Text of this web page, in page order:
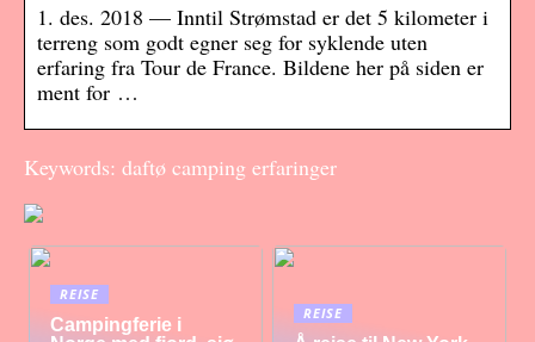
1. des. 2018 — Inntil Strømstad er det 5 kilometer i
terreng som godt egner seg for syklende uten
erfaring fra Tour de France. Bildene her på siden er
ment for …
Keywords: daftø camping erfaringer
REISE
Campingferie i
REISE